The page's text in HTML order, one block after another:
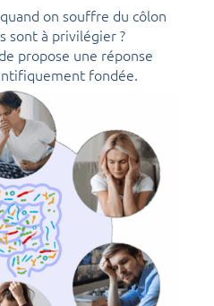
on souffre du côlon
sont à privilégier ?
propose une réponse
fondée.